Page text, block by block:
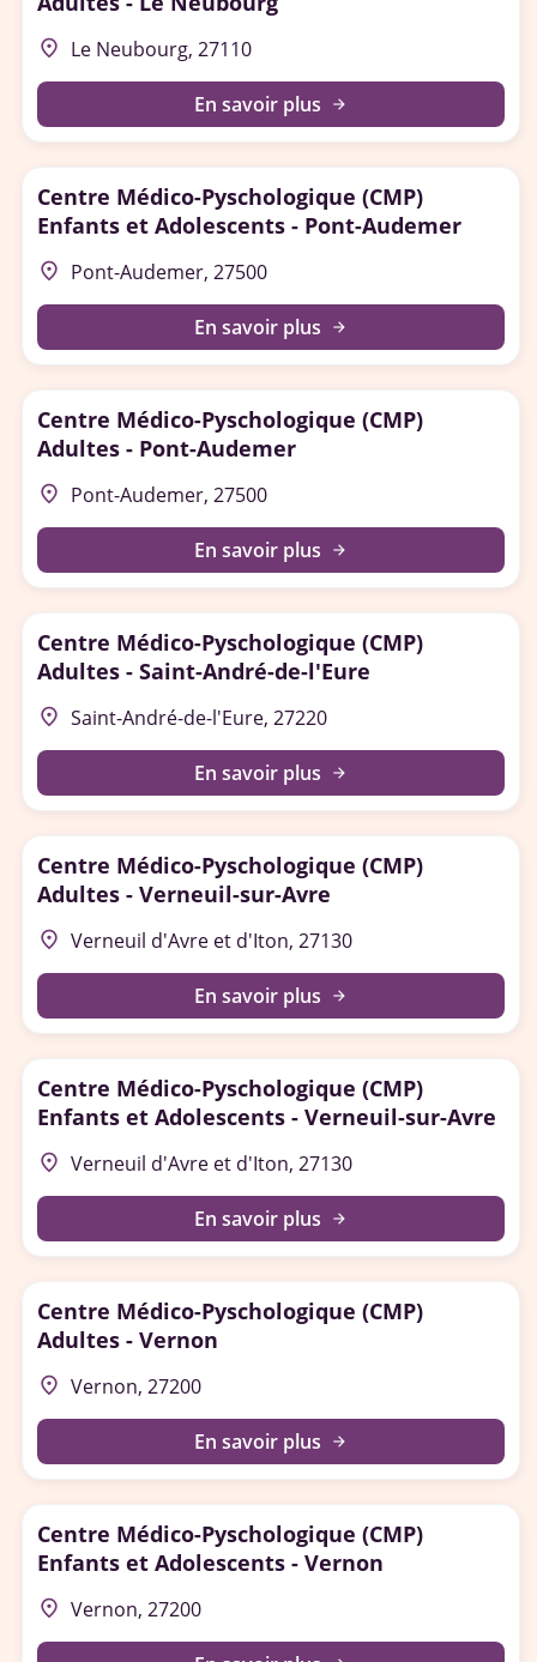
place Le Neubourg, 27110
En savoir plus arrow_forward
Centre Médico-Pyschologique (CMP)
Enfants et Adolescents - Pont-Audemer
place Pont-Audemer, 27500
En savoir plus arrow_forward
Centre Médico-Pyschologique (CMP)
Adultes - Pont-Audemer
place Pont-Audemer, 27500
En savoir plus arrow_forward
Centre Médico-Pyschologique (CMP)
Adultes - Saint-André-de-l'Eure
place Saint-André-de-l'Eure, 27220
En savoir plus arrow_forward
Centre Médico-Pyschologique (CMP)
Adultes - Verneuil-sur-Avre
place Verneuil d'Avre et d'Iton, 27130
En savoir plus arrow_forward
Centre Médico-Pyschologique (CMP)
Enfants et Adolescents - Verneuil-sur-Avre
place Verneuil d'Avre et d'Iton, 27130
En savoir plus arrow_forward
Centre Médico-Pyschologique (CMP)
Adultes - Vernon
place Vernon, 27200
En savoir plus arrow_forward
Centre Médico-Pyschologique (CMP)
Enfants et Adolescents - Vernon
place Vernon, 27200